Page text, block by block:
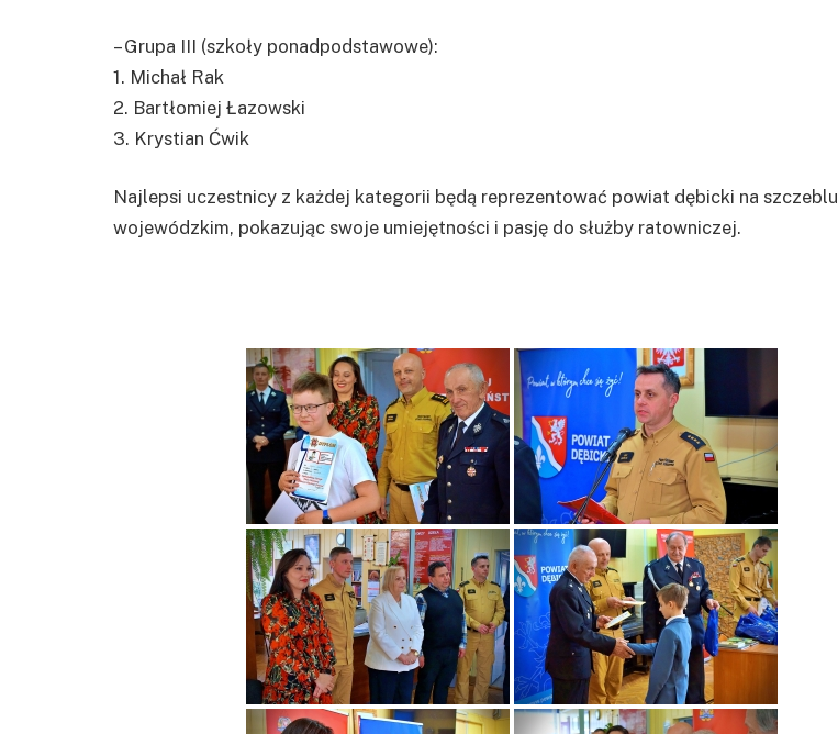
– Grupa III (szkoły ponadpodstawowe):
1. Michał Rak
2. Bartłomiej Łazowski
3. Krystian Ćwik
Najlepsi uczestnicy z każdej kategorii będą reprezentować powiat dębicki na szczeblu
wojewódzkim, pokazując swoje umiejętności i pasję do służby ratowniczej.